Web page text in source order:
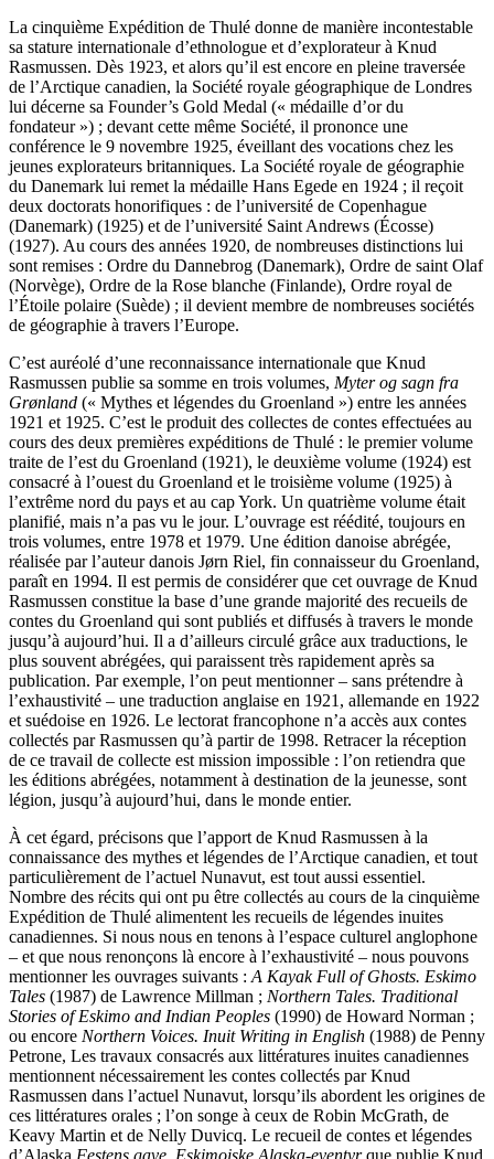
La cinquième Expédition de Thulé donne de manière incontestable
sa stature internationale d’ethnologue et d’explorateur à Knud
Rasmussen. Dès 1923, et alors qu’il est encore en pleine traversée
de l’Arctique canadien, la Société royale géographique de Londres
lui décerne sa Founder’s Gold Medal (« médaille d’or du
fondateur ») ; devant cette même Société, il prononce une
conférence le 9 novembre 1925, éveillant des vocations chez les
jeunes explorateurs britanniques. La Société royale de géographie
du Danemark lui remet la médaille Hans Egede en 1924 ; il reçoit
deux doctorats honorifiques : de l’université de Copenhague
(Danemark) (1925) et de l’université Saint Andrews (Écosse)
(1927). Au cours des années 1920, de nombreuses distinctions lui
sont remises : Ordre du Dannebrog (Danemark), Ordre de saint Olaf
(Norvège), Ordre de la Rose blanche (Finlande), Ordre royal de
l’Étoile polaire (Suède) ; il devient membre de nombreuses sociétés
de géographie à travers l’Europe.
C’est auréolé d’une reconnaissance internationale que Knud
Rasmussen publie sa somme en trois volumes, Myter og sagn fra
Grønland (« Mythes et légendes du Groenland ») entre les années
1921 et 1925. C’est le produit des collectes de contes effectuées au
cours des deux premières expéditions de Thulé : le premier volume
traite de l’est du Groenland (1921), le deuxième volume (1924) est
consacré à l’ouest du Groenland et le troisième volume (1925) à
l’extrême nord du pays et au cap York. Un quatrième volume était
planifié, mais n’a pas vu le jour. L’ouvrage est réédité, toujours en
trois volumes, entre 1978 et 1979. Une édition danoise abrégée,
réalisée par l’auteur danois Jørn Riel, fin connaisseur du Groenland,
paraît en 1994. Il est permis de considérer que cet ouvrage de Knud
Rasmussen constitue la base d’une grande majorité des recueils de
contes du Groenland qui sont publiés et diffusés à travers le monde
jusqu’à aujourd’hui. Il a d’ailleurs circulé grâce aux traductions, le
plus souvent abrégées, qui paraissent très rapidement après sa
publication. Par exemple, l’on peut mentionner – sans prétendre à
l’exhaustivité – une traduction anglaise en 1921, allemande en 1922
et suédoise en 1926. Le lectorat francophone n’a accès aux contes
collectés par Rasmussen qu’à partir de 1998. Retracer la réception
de ce travail de collecte est mission impossible : l’on retiendra que
les éditions abrégées, notamment à destination de la jeunesse, sont
légion, jusqu’à aujourd’hui, dans le monde entier.
À cet égard, précisons que l’apport de Knud Rasmussen à la
connaissance des mythes et légendes de l’Arctique canadien, et tout
particulièrement de l’actuel Nunavut, est tout aussi essentiel.
Nombre des récits qui ont pu être collectés au cours de la cinquième
Expédition de Thulé alimentent les recueils de légendes inuites
canadiennes. Si nous nous en tenons à l’espace culturel anglophone
– et que nous renonçons là encore à l’exhaustivité – nous pouvons
mentionner les ouvrages suivants : A Kayak Full of Ghosts. Eskimo
Tales (1987) de Lawrence Millman ; Northern Tales. Traditional
Stories of Eskimo and Indian Peoples (1990) de Howard Norman ;
ou encore Northern Voices. Inuit Writing in English (1988) de Penny
Petrone, Les travaux consacrés aux littératures inuites canadiennes
mentionnent nécessairement les contes collectés par Knud
Rasmussen dans l’actuel Nunavut, lorsqu’ils abordent les origines de
ces littératures orales ; l’on songe à ceux de Robin McGrath, de
Keavy Martin et de Nelly Duvicq. Le recueil de contes et légendes
d’Alaska Festens gave. Eskimoiske Alaska-eventyrque publie Knud